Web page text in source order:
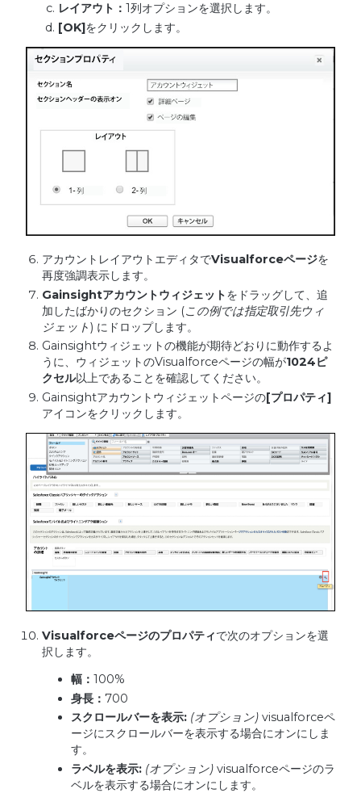
レイアウト：1列オプションを選択します。
[OK]をクリックします。
アカウントレイアウトエディタでVisualforceページを
再度強調表示します。
Gainsightアカウントウィジェットをドラッグして、追
加したばかりのセクション (この例では指定取引先ウィ
ジェット) にドロップします。
Gainsightウィジェットの機能が期待どおりに動作するよ
うに、ウィジェットのVisualforceページの幅が1024ピ
クセル以上であることを確認してください。
Gainsightアカウントウィジェットページの[プロパティ]
アイコンをクリックします。
Visualforceページのプロパティで次のオプションを選
択します。
幅： 100%
身長： 700
スクロールバーを表示: (オプション)visualforceペ
ージにスクロールバーを表示する場合にオンにしま
す。
ラベルを表示: (オプション)visualforceページのラ
ベルを表示する場合にオンにします。